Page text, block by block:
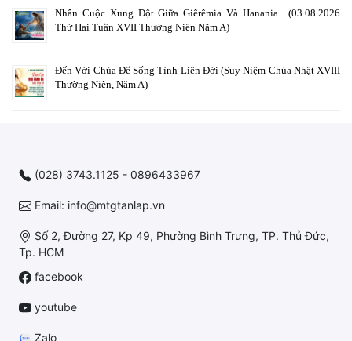
Nhân Cuộc Xung Đột Giữa Giêrêmia Và Hanania…(03.08.2026
Thứ Hai Tuần XVII Thường Niên Năm A)
Đến Với Chúa Để Sống Tình Liên Đới (Suy Niệm Chúa Nhật XVIII
Thường Niên, Năm A)
(028) 3743.1125 - 0896433967
Email: info@mtgtanlap.vn
Số 2, Đường 27, Kp 49, Phường Bình Trưng, TP. Thủ Đức,
Tp. HCM
facebook
youtube
Zalo